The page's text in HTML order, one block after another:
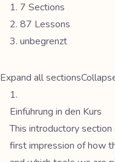
7 Sections
87 Lessons
unbegrenzt
Expand all sections
Einführung in den Kurs
This introductory
first impression of how